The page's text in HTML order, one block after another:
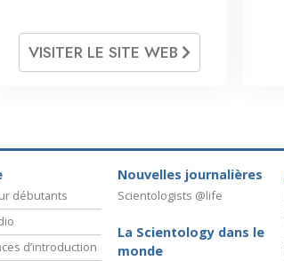
VISITER LE SITE WEB
débutants
d’introduction
Nouvelles journalières
Scientologists @life
La Scientology dans le
monde